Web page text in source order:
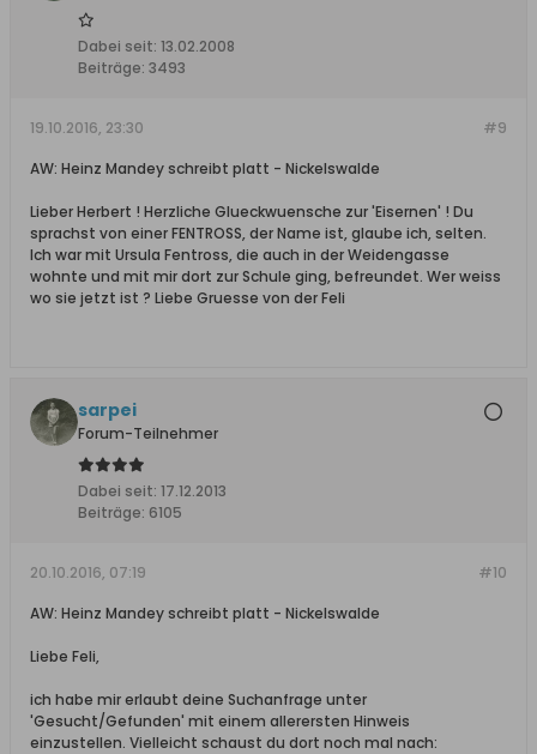
Dabei seit: 13.02.2008
Beiträge: 3493
#9
19.10.2016, 23:30
AW: Heinz Mandey schreibt platt - Nickelswalde
Lieber Herbert ! Herzliche Glueckwuensche zur 'Eisernen' ! Du
sprachst von einer FENTROSS, der Name ist, glaube ich, selten.
Ich war mit Ursula Fentross, die auch in der Weidengasse
wohnte und mit mir dort zur Schule ging, befreundet. Wer weiss
wo sie jetzt ist ? Liebe Gruesse von der Feli
sarpei
Forum-Teilnehmer
Dabei seit: 17.12.2013
Beiträge: 6105
#10
20.10.2016, 07:19
AW: Heinz Mandey schreibt platt - Nickelswalde
Liebe Feli,
ich habe mir erlaubt deine Suchanfrage unter
'Gesucht/Gefunden' mit einem allerersten Hinweis
einzustellen. Vielleicht schaust du dort noch mal nach: